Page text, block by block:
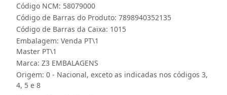
Código NCM: 58079000
Código de Barras do Produto: 7898940352135
Código de Barras da Caixa: 1015
Embalagem: Venda PT\1
Master PT\1
Marca: Z3 EMBALAGENS
Origem: 0 - Nacional, exceto as indicadas nos códigos 3,
4, 5 e 8